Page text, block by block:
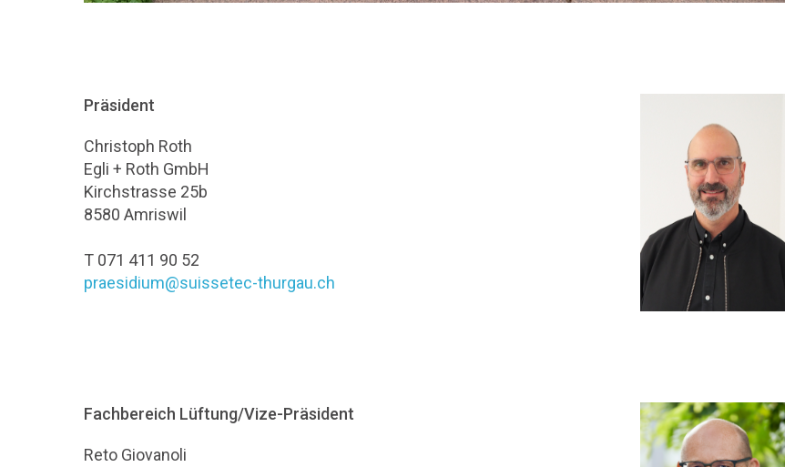
Präsident
Christoph Roth
Egli + Roth GmbH
Kirchstrasse 25b
8580 Amriswil
T 071 411 90 52
praesidium@suissetec-thurgau.ch
Fachbereich Lüftung/Vize-Präsident
Reto Giovanoli